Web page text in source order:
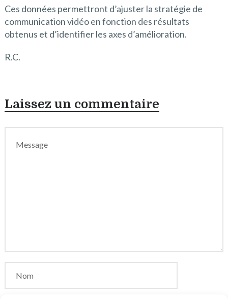
Ces données permettront d’ajuster la stratégie de
communication vidéo en fonction des résultats
obtenus et d’identifier les axes d’amélioration.
R.C.
Laissez un commentaire